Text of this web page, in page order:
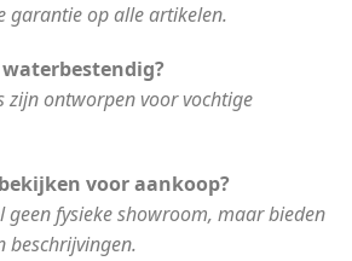
garantie op alle artikelen.
zijn ontworpen voor vochtige
voor aankoop?
geen fysieke showroom, maar bieden
beschrijvingen.